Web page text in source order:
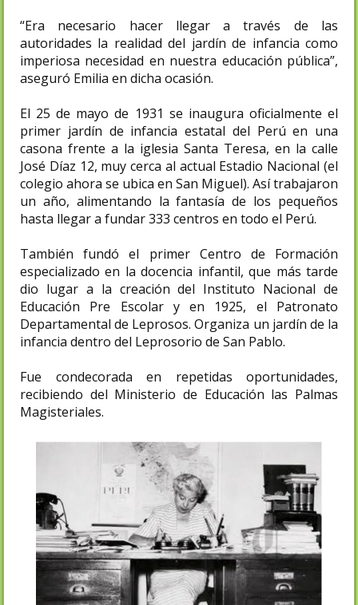
“Era necesario hacer llegar a través de las
autoridades la realidad del jardín de infancia como
imperiosa necesidad en nuestra educación pública”,
aseguró Emilia en dicha ocasión.
El 25 de mayo de 1931 se inaugura oficialmente el
primer jardín de infancia estatal del Perú en una
casona frente a la iglesia Santa Teresa, en la calle
José Díaz 12, muy cerca al actual Estadio Nacional (el
colegio ahora se ubica en San Miguel). Así trabajaron
un año, alimentando la fantasía de los pequeños
hasta llegar a fundar 333 centros en todo el Perú.
También fundó el primer Centro de Formación
especializado en la docencia infantil, que más tarde
dio lugar a la creación del Instituto Nacional de
Educación Pre Escolar y en 1925, el Patronato
Departamental de Leprosos. Organiza un jardín de la
infancia dentro del Leprosorio de San Pablo.
Fue condecorada en repetidas oportunidades,
recibiendo del Ministerio de Educación las Palmas
Magisteriales.